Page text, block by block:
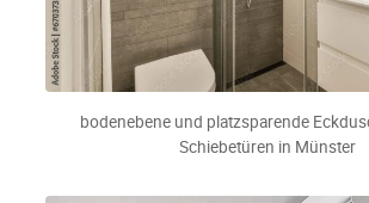
bodenebene und platzsparende
Schiebetüren in Münster